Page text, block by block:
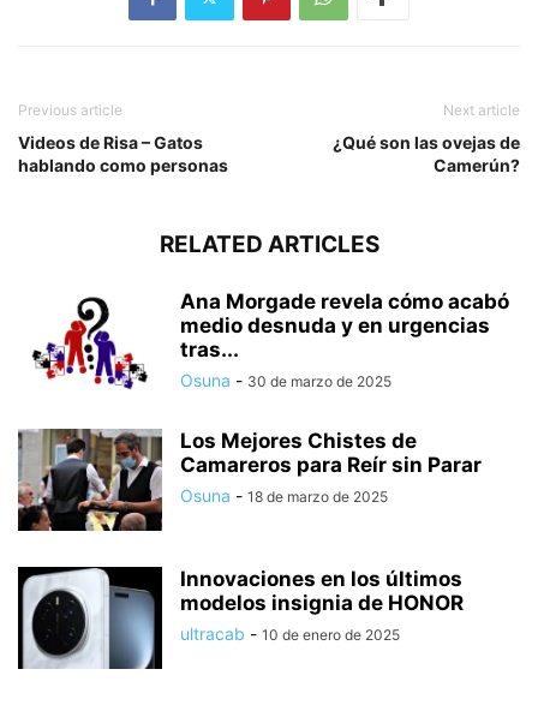
Previous article
Videos de Risa – Gatos
hablando como personas
Next article
¿Qué son las ovejas de
Camerún?
RELATED ARTICLES
Ana Morgade revela cómo acabó
medio desnuda y en urgencias
tras...
Osuna - 30 de marzo de 2025
Los Mejores Chistes de
Camareros para Reír sin Parar
Osuna - 18 de marzo de 2025
Innovaciones en los últimos
modelos insignia de HONOR
ultracab - 10 de enero de 2025